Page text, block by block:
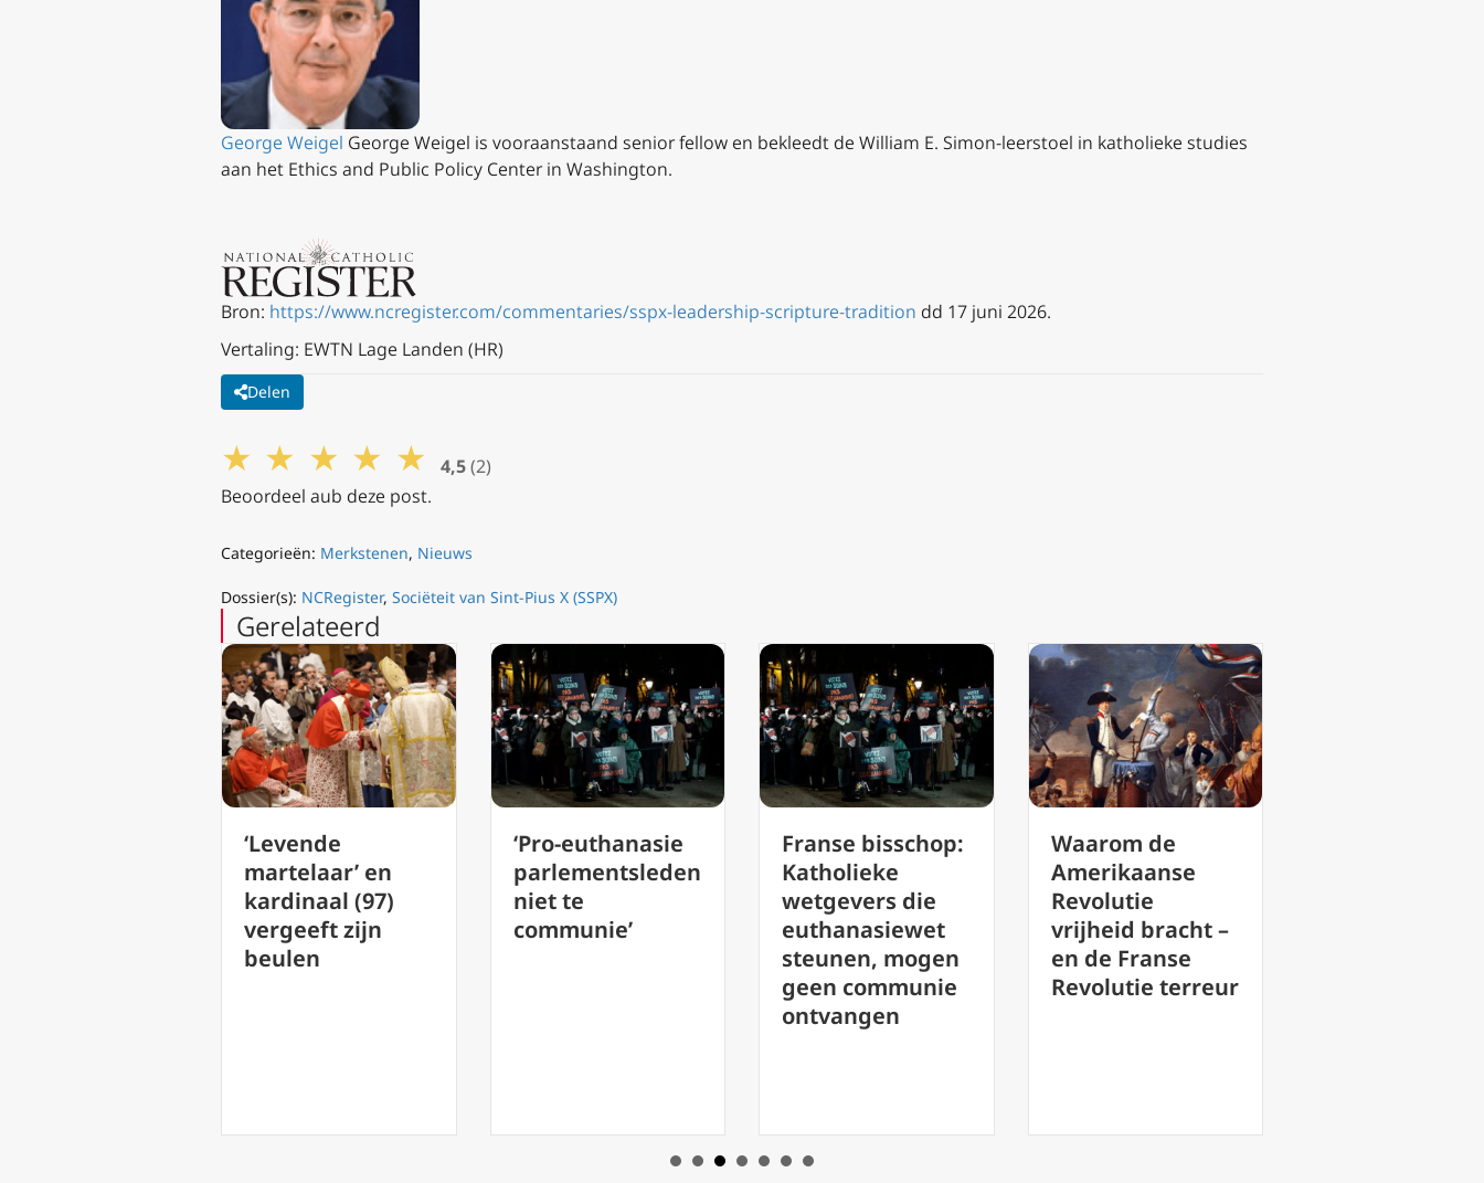
George Weigel George Weigel is vooraanstaand senior fellow en bekleedt de William E. Simon-leerstoel in katholieke studies
aan het Ethics and Public Policy Center in Washington.
Bron: https://www.ncregister.com/commentaries/sspx-leadership-scripture-tradition dd 17 juni 2026.
Vertaling: EWTN Lage Landen (HR)
Delen
★ ★ ★ ★ ★ 4,5 (2)
Beoordeel aub deze post.
Categorieën: Merkstenen, Nieuws
Dossier(s): NCRegister, Sociëteit van Sint-Pius X (SSPX)
Gerelateerd
‘Levende
martelaar’ en
kardinaal (97)
vergeeft zijn
beulen
‘Pro-euthanasie
parlementsleden
niet te
communie’
Franse bisschop:
Katholieke
wetgevers die
euthanasiewet
steunen, mogen
geen communie
ontvangen
Waarom de
Amerikaanse
Revolutie
vrijheid bracht –
en de Franse
Revolutie terreur